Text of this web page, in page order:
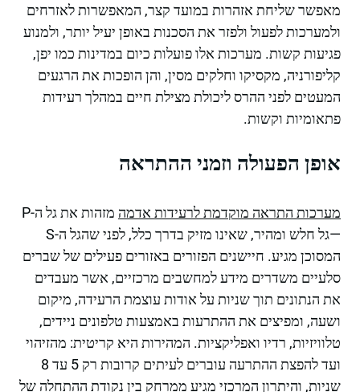
מאפשר שליחת אזהרות במועד קצר, המאפשרות לאזרחים
ולמערכות לפעול ולפזר את הסכנות באופן יעיל יותר, ולמנוע
פגיעות קשות. מערכות אלו פועלות כיום במדינות כמו יפן,
קליפורניה, מקסיקו וחלקים מסין, והן הופכות את הרגעים
המעטים לפני ההרס ליכולת מצילת חיים במהלך רעידות
פתאומיות וקשות.
אופן הפעולה וזמני ההתראה
מערכות התראה מוקדמת לרעידות אדמה
מזהות את גל ה-P
—גל חלש ומהיר, שאינו מזיק בדרך כלל, לפני שהגל ה-S
המסוכן מגיע. חיישנים הפזורים באזורים פעילים של שברים
סלעיים משדרים מידע למחשבים מרכזיים, אשר מעבדים
את הנתונים תוך שניות על אודות עוצמת הרעידה, מיקום
ושעה, ומפיצים את ההתרעות באמצעות טלפונים ניידים,
טלוויזיות, רדיו ואפליקציות. המהירות היא קריטית: מהזיהוי
ועד להפצת ההתרעה עוברים לעיתים קרובות רק 5 עד 8
שניות, והיתרון המרכזי מגיע ממרחק בין נקודת ההתחלה של